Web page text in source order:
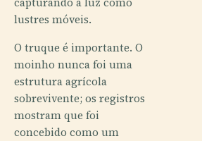
lustres móveis.
O truque é importante. O
moinho nunca foi uma
estrutura agrícola
sobrevivente; os registros
mostram que foi
concebido como um